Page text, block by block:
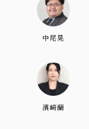
中尾晃
濱崎蘭